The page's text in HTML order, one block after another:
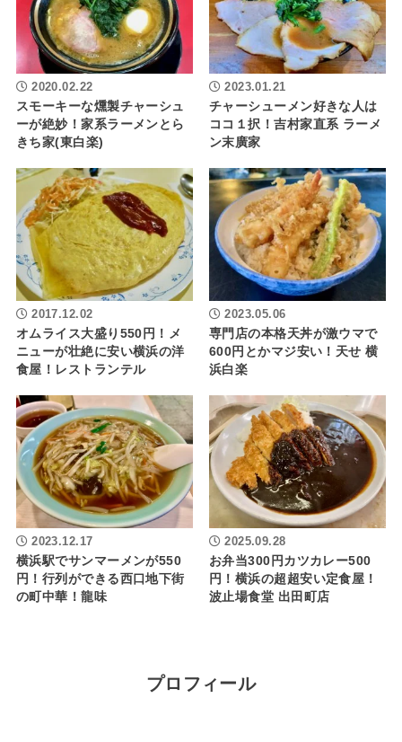
2020.02.22
スモーキーな燻製チャーシュ
ーが絶妙！家系ラーメンとら
きち家(東白楽)
2023.01.21
チャーシューメン好きな人は
ココ１択！吉村家直系 ラーメ
ン末廣家
2017.12.02
オムライス大盛り550円！メ
ニューが壮絶に安い横浜の洋
食屋！レストランテル
2023.05.06
専門店の本格天丼が激ウマで
600円とかマジ安い！天せ 横
浜白楽
2023.12.17
横浜駅でサンマーメンが550
円！行列ができる西口地下街
の町中華！龍味
2025.09.28
お弁当300円カツカレー500
円！横浜の超超安い定食屋！
波止場食堂 出田町店
プロフィール